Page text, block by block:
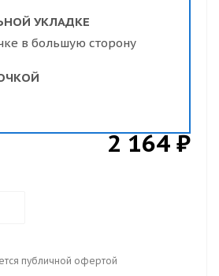
УКЛАДКЕ
в большую сторону
2 164 ₽
публичной офертой